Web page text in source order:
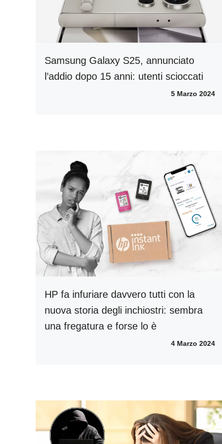
Samsung Galaxy S25, annunciato
l’addio dopo 15 anni: utenti scioccati
5 Marzo 2024
HP fa infuriare davvero tutti con la
nuova storia degli inchiostri: sembra
una fregatura e forse lo è
4 Marzo 2024